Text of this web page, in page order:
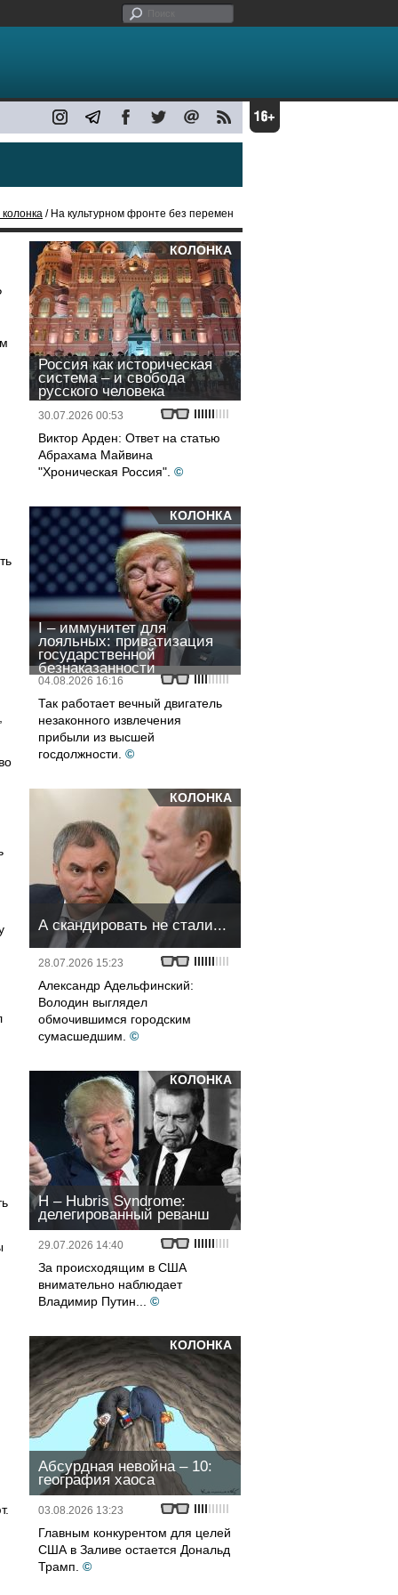
/ На культурном фронте без перемен
КОЛОНКА
Россия как историческая
система – и свобода
русского человека
30.07.2026 00:53
Виктор Арден: Ответ на статью
Абрахама Майвина
"Хроническая Россия". ©
КОЛОНКА
I – иммунитет для
лояльных: приватизация
государственной
безнаказанности
04.08.2026 16:16
Так работает вечный двигатель
незаконного извлечения
прибыли из высшей
госдолжности. ©
КОЛОНКА
А скандировать не стали...
28.07.2026 15:23
Александр Адельфинский:
Володин выглядел
обмочившимся городским
сумасшедшим. ©
КОЛОНКА
H – Hubris Syndrome:
делегированный реванш
29.07.2026 14:40
За происходящим в США
внимательно наблюдает
Владимир Путин...
©
КОЛОНКА
Абсурдная невойна – 10:
география хаоса
03.08.2026 13:23
Главным конкурентом для целей
США в Заливе остается Дональд
Трамп. ©